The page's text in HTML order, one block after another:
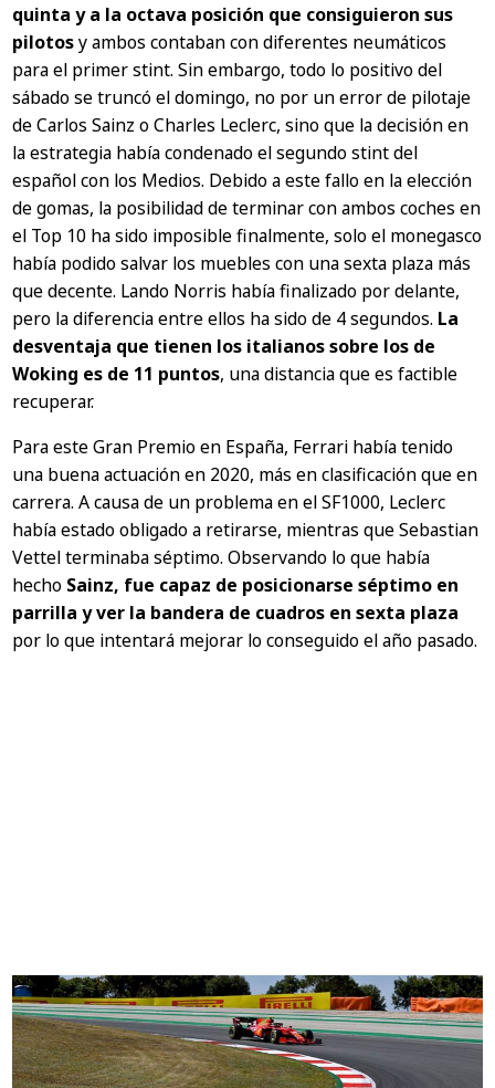
quinta y a la octava posición que consiguieron sus
pilotosy ambos contaban con diferentes neumáticos
para el primer stint. Sin embargo, todo lo positivo del
sábado se truncó el domingo, no por un error de pilotaje
de Carlos Sainz o Charles Leclerc, sino que la decisión en
la estrategia había condenado el segundo stint del
español con los Medios. Debido a este fallo en la elección
de gomas, la posibilidad de terminar con ambos coches en
el Top 10 ha sido imposible finalmente, solo el monegasco
había podido salvar los muebles con una sexta plaza más
que decente. Lando Norris había finalizado por delante,
pero la diferencia entre ellos ha sido de 4 segundos. La
desventaja que tienen los italianos sobre los de
Woking es de 11 puntos, una distancia que es factible
recuperar.
Para este Gran Premio en España, Ferrari había tenido
una buena actuación en 2020, más en clasificación que en
carrera. A causa de un problema en el SF1000, Leclerc
había estado obligado a retirarse, mientras que Sebastian
Vettel terminaba séptimo. Observando lo que había
hecho Sainz, fue capaz de posicionarse séptimo en
parrilla y ver la bandera de cuadros en sexta plaza
por lo que intentará mejorar lo conseguido el año pasado.